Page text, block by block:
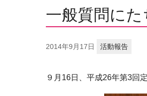
一般質問にた
2014年9月17日 活動報告
９月16日、平成26年第3回